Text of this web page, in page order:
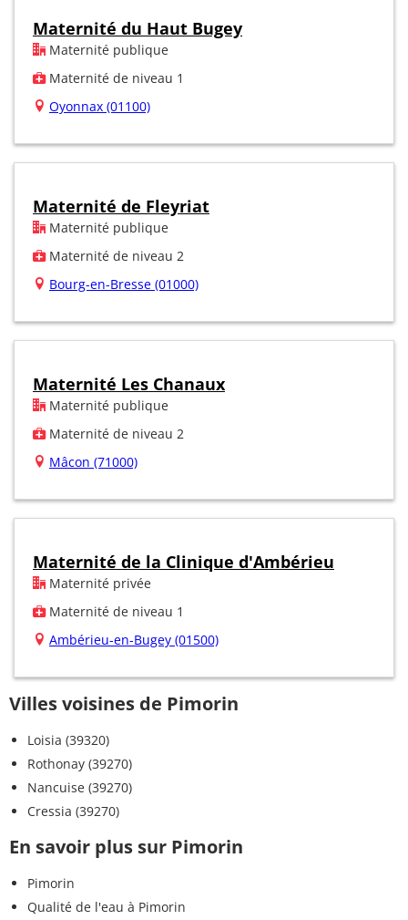
Maternité du Haut Bugey
Maternité publique
Maternité de niveau 1
Oyonnax (01100)
Maternité de Fleyriat
Maternité publique
Maternité de niveau 2
Bourg-en-Bresse (01000)
Maternité Les Chanaux
Maternité publique
Maternité de niveau 2
Mâcon (71000)
Maternité de la Clinique d'Ambérieu
Maternité privée
Maternité de niveau 1
Ambérieu-en-Bugey (01500)
Villes voisines de Pimorin
Loisia (39320)
Rothonay (39270)
Nancuise (39270)
Cressia (39270)
En savoir plus sur Pimorin
Pimorin
Qualité de l'eau à Pimorin